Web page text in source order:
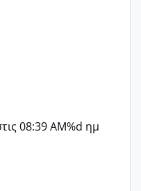
08:39 AM%d ημ